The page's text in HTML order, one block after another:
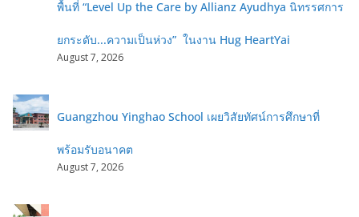
พื้นที่ “Level Up the Care by Allianz Ayudhya นิทรรศการ
ยกระดับ...ความเป็นห่วง” ในงาน Hug HeartYai
August 7, 2026
Guangzhou Yinghao School เผยวิสัยทัศน์การศึกษาที่
พร้อมรับอนาคต
August 7, 2026